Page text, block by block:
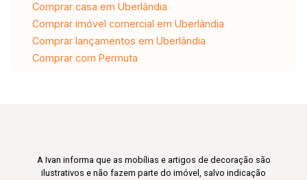
Comprar casa em Uberlândia
Comprar imóvel comercial em Uberlândia
Comprar lançamentos em Uberlândia
Comprar com Permuta
A Ivan informa que as mobílias e artigos de decoração são
ilustrativos e não fazem parte do imóvel, salvo indicação